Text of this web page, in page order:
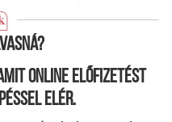
online előfizetést
elér.